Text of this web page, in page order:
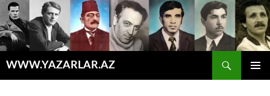
WWW.YAZARLAR.AZ